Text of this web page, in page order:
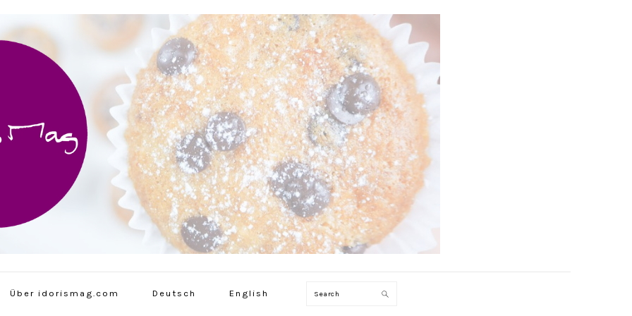
Über idorismag.com Deutsch English Search